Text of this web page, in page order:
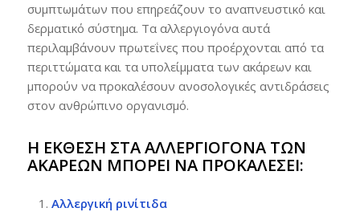
συμπτωμάτων που επηρεάζουν το αναπνευστικό και
δερματικό σύστημα. Τα αλλεργιογόνα αυτά
περιλαμβάνουν πρωτεΐνες που προέρχονται από τα
περιττώματα και τα υπολείμματα των ακάρεων και
μπορούν να προκαλέσουν ανοσολογικές αντιδράσεις
στον ανθρώπινο οργανισμό.
Η ΈΚΘΕΣΗ ΣΤΑ ΑΛΛΕΡΓΙΟΓΌΝΑ ΤΩΝ
ΑΚΆΡΕΩΝ ΜΠΟΡΕΊ ΝΑ ΠΡΟΚΑΛΈΣΕΙ:
Αλλεργική ρινίτιδα